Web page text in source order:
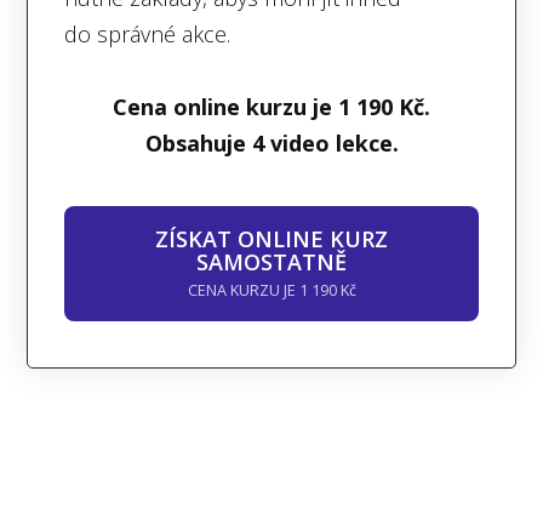
do správné akce.
Cena online kurzu je 1 190 Kč.
Obsahuje 4 video lekce.
ZÍSKAT ONLINE KURZ
SAMOSTATNĚ
CENA KURZU JE 1 190 Kč